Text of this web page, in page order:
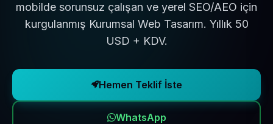
mobilde sorunsuz çalışan ve yerel SEO/AEO için
kurgulanmış Kurumsal Web Tasarım. Yıllık 50
USD + KDV.
Hemen Teklif İste
WhatsApp